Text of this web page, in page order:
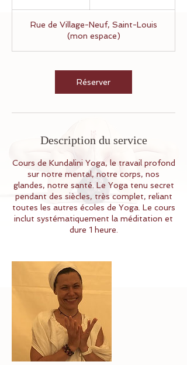
Rue de Village-Neuf, Saint-Louis
(mon espace)
Réserver
Description du service
Cours de Kundalini Yoga, le travail profond
sur notre mental, notre corps, nos
glandes, notre santé. Le Yoga tenu secret
pendant des siècles, très complet, reliant
toutes les autres écoles de Yoga. Le cours
inclut systématiquement la méditation et
dure 1 heure.